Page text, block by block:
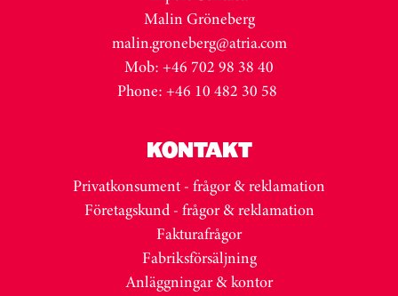
Malin Gröneberg
malin.groneberg@atria.com
Mob: +46 702 98 38 40
Phone: +46 10 482 30 58
KONTAKT
Privatkonsument - frågor & reklamation
Företagskund - frågor & reklamation
Fakturafrågor
Fabriksförsäljning
Anläggningar & kontor